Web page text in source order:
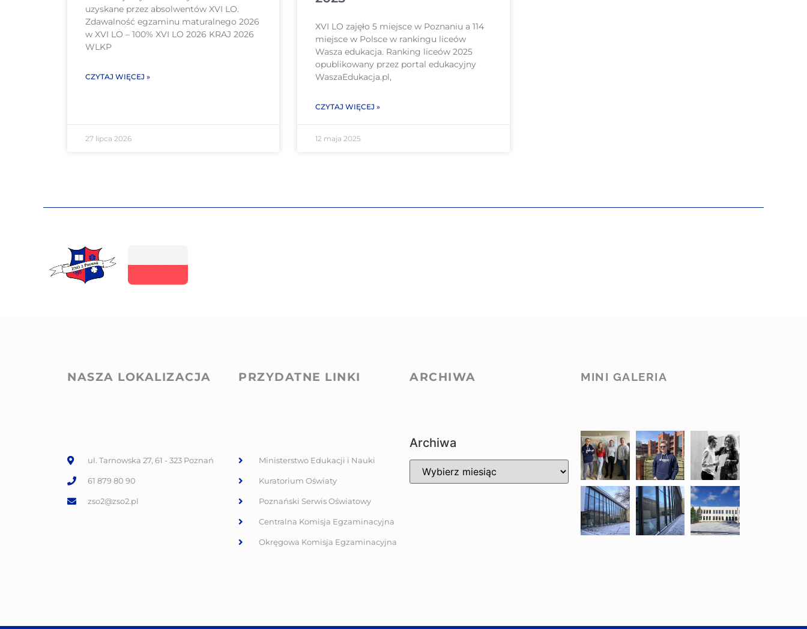
uzyskane przez absolwentów XVI LO.
Zdawalność egzaminu maturalnego 2026
w XVI LO – 100% XVI LO 2026 KRAJ 2026
WLKP
CZYTAJ WIĘCEJ »
27 lipca 2026
XVI LO zajęło 5 miejsce w Poznaniu a 114
miejsce w Polsce w rankingu liceów
Wasza edukacja. Ranking liceów 2025
opublikowany przez portal edukacyjny
WaszaEdukacja.pl,
CZYTAJ WIĘCEJ »
12 maja 2025
NASZA LOKALIZACJA
ul. Tarnowska 27, 61 - 323 Poznań
61 879 80 90
zso2@zso2.pl
PRZYDATNE LINKI
Ministerstwo Edukacji i Nauki
Kuratorium Oświaty
Poznański Serwis Oświatowy
Centralna Komisja Egzaminacyjna
Okręgowa Komisja Egzaminacyjna
ARCHIWA
Archiwa
MINI GALERIA